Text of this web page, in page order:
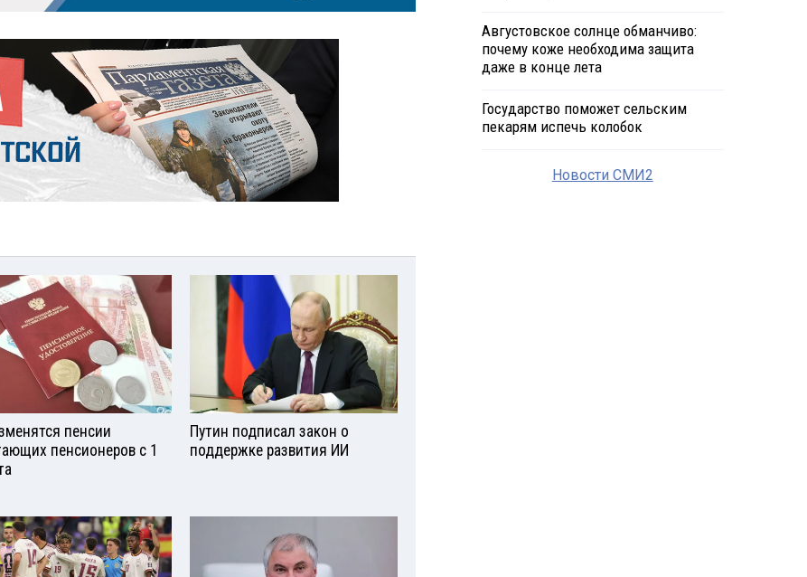
пенсии
пенсионеров с 1
Путин подписал закон о
поддержке развития ИИ
Августовское солнце обманчиво:
почему коже необходима защита
даже в конце лета
Государство поможет сельским
пекарям испечь колобок
Новости СМИ2